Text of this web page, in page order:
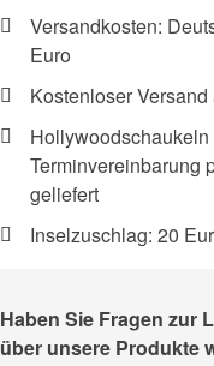
Versandkosten:
Euro
Kostenloser
Terminvereinbarung
geliefert
Inselzuschlag: 20
Haben Sie Fragen zur
über unsere Produkte